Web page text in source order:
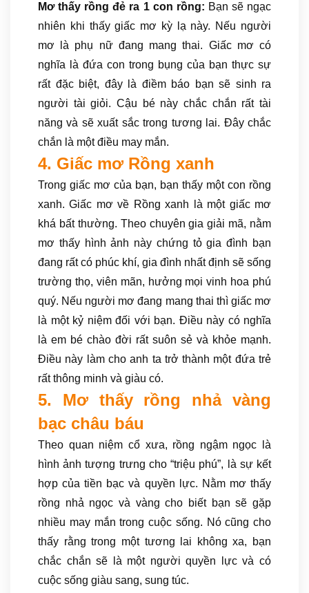
Mơ thấy rồng đẻ ra 1 con rồng: Bạn sẽ ngạc
nhiên khi thấy giấc mơ kỳ lạ này. Nếu người
mơ là phụ nữ đang mang thai. Giấc mơ có
nghĩa là đứa con trong bụng của bạn thực sự
rất đặc biệt, đây là điềm báo bạn sẽ sinh ra
người tài giỏi. Cậu bé này chắc chắn rất tài
năng và sẽ xuất sắc trong tương lai. Đây chắc
chắn là một điều may mắn.
4. Giấc mơ Rồng xanh
Trong giấc mơ của bạn, bạn thấy một con rồng
xanh. Giấc mơ về Rồng xanh là một giấc mơ
khá bất thường. Theo chuyên gia giải mã, nằm
mơ thấy hình ảnh này chứng tỏ gia đình bạn
đang rất có phúc khí, gia đình nhất định sẽ sống
trường thọ, viên mãn, hưởng mọi vinh hoa phú
quý. Nếu người mơ đang mang thai thì giấc mơ
là một kỷ niệm đối với bạn. Điều này có nghĩa
là em bé chào đời rất suôn sẻ và khỏe mạnh.
Điều này làm cho anh ta trở thành một đứa trẻ
rất thông minh và giàu có.
5. Mơ thấy rồng nhả vàng
bạc châu báu
Theo quan niệm cổ xưa, rồng ngậm ngọc là
hình ảnh tượng trưng cho “triệu phú”, là sự kết
hợp của tiền bạc và quyền lực. Nằm mơ thấy
rồng nhả ngọc và vàng cho biết bạn sẽ gặp
nhiều may mắn trong cuộc sống. Nó cũng cho
thấy rằng trong một tương lai không xa, bạn
chắc chắn sẽ là một người quyền lực và có
cuộc sống giàu sang, sung túc.